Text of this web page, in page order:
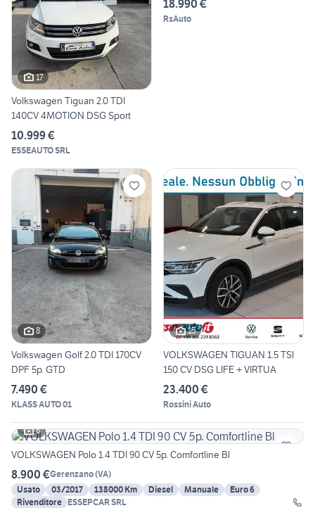
17
Volkswagen Tiguan 2.0 TDI
140CV 4MOTION DSG Sport
10.999 €
ESSEAUTO SRL
18.990 €
RsAuto
8
Volkswagen Golf 2.0 TDI 170CV
DPF 5p. GTD
7.490 €
KLASS AUTO 01
15
VOLKSWAGEN TIGUAN 1.5 TSI
150 CV DSG LIFE + VIRTUA
23.400 €
Rossini Auto
8
VOLKSWAGEN Polo 1.4 TDI 90 CV 5p. Comfortline Bl
8.900 €Gerenzano(VA)
Usato
03/2017 138000 Km Diesel Manuale
Euro 6
Rivenditore ESSEPCAR SRL